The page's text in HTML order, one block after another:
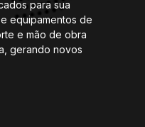
para sua
equipamentos de
e mão de obra
gerando novos